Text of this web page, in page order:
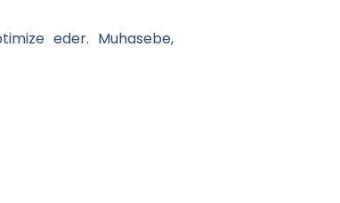
eder. Muhasebe,